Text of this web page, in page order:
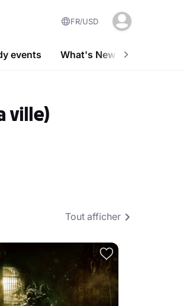
FR USD
events What's New In Abu Dhabi
ville)
Tout afficher